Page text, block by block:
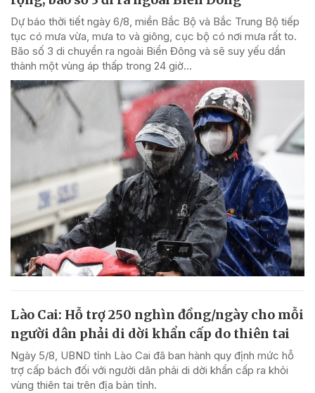
Dự báo thời tiết ngày 6/8, miền Bắc Bộ và Bắc Trung Bộ tiếp
tục có mưa vừa, mưa to và giông, cục bộ có nơi mưa rất to.
Bão số 3 di chuyển ra ngoài Biển Đông và sẽ suy yếu dần
thành một vùng áp thấp trong 24 giờ...
Lào Cai: Hỗ trợ 250 nghìn đồng/ngày cho mỗi
người dân phải di dời khẩn cấp do thiên tai
Ngày 5/8, UBND tỉnh Lào Cai đã ban hành quy định mức hỗ
trợ cấp bách đối với người dân phải di dời khẩn cấp ra khỏi
vùng thiên tai trên địa bàn tỉnh.